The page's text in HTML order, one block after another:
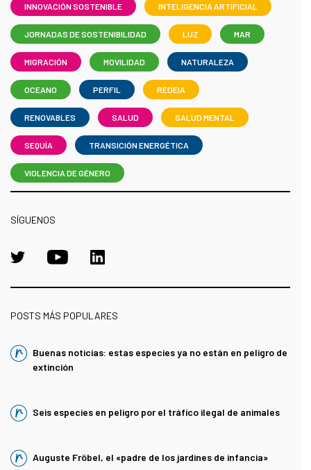
INNOVACIÓN SOSTENIBLE INTELIGENCIA ARTIFICIAL
JORNADAS DE SOSTENIBILIDAD LUZ MAR
MIGRACIÓN MOVILIDAD NATURALEZA
OCEANO PERFIL REDEIA
RENOVABLES SALUD SALUD MENTAL
SEQUÍA TRANSICIÓN ENERGÉTICA
VIOLENCIA DE GÉNERO
SÍGUENOS
POSTS MÁS POPULARES
Buenas noticias: estas especies ya no están en peligro de
extinción
Seis especies en peligro por el tráfico ilegal de animales
Auguste Fröbel, el «padre de los jardines de infancia»